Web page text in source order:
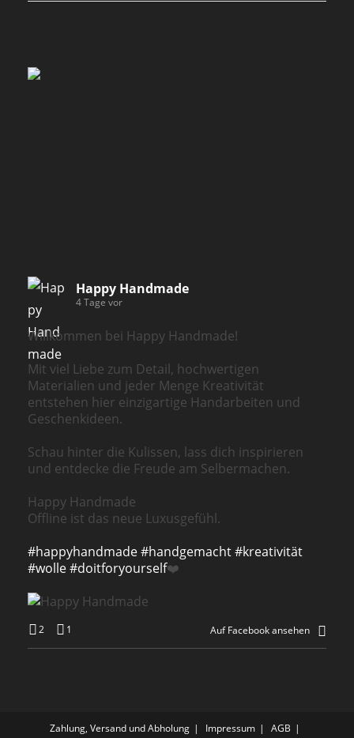
Happy Handmade
4 Tage vor
Willkommen bei Happy Handmade!
Mit viel Liebe zum Detail, hochwertigen
Materialien und jeder Menge Kreativität
entstehen hier einzigartige Handarbeiten und
Geschenkideen.
Schau hinter die Kulissen, lass dich inspirieren
und entdecke die Freude am Selbermachen.
Happy Handmade
Offline ist das neue Luxusgefühl.
#happyhandmade#handgemacht#kreativität
#wolle#doitforyourself❤️
2 1 Auf Facebook ansehen
Zahlung, Versand und Abholung Impressum
AGB